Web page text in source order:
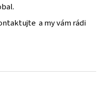
a my vám rádi